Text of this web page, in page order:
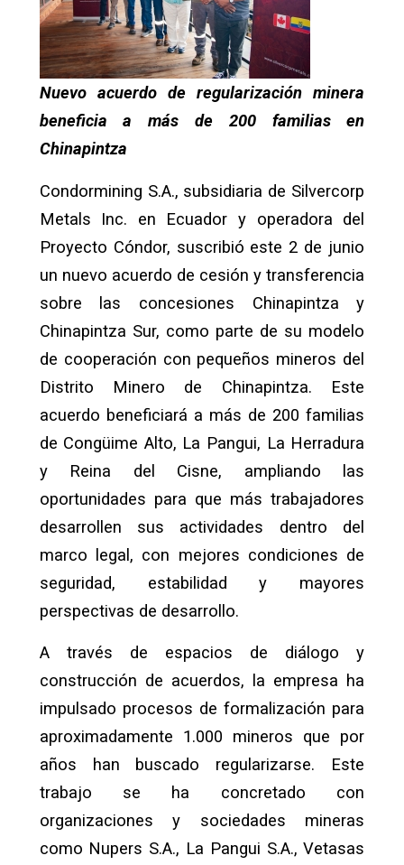
Nuevo acuerdo de regularización minera
beneficia a más de 200 familias en
Chinapintza
Condormining S.A., subsidiaria de Silvercorp
Metals Inc. en Ecuador y operadora del
Proyecto Cóndor, suscribió este 2 de junio
un nuevo acuerdo de cesión y transferencia
sobre las concesiones Chinapintza y
Chinapintza Sur, como parte de su modelo
de cooperación con pequeños mineros del
Distrito Minero de Chinapintza. Este
acuerdo beneficiará a más de 200 familias
de Congüime Alto, La Pangui, La Herradura
y Reina del Cisne, ampliando las
oportunidades para que más trabajadores
desarrollen sus actividades dentro del
marco legal, con mejores condiciones de
seguridad, estabilidad y mayores
perspectivas de desarrollo.
A través de espacios de diálogo y
construcción de acuerdos, la empresa ha
impulsado procesos de formalización para
aproximadamente 1.000 mineros que por
años han buscado regularizarse. Este
trabajo se ha concretado con
organizaciones y sociedades mineras
como Nupers S.A., La Pangui S.A., Vetasas